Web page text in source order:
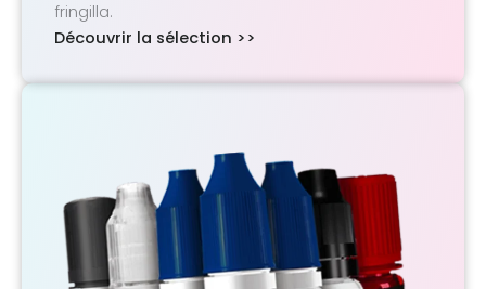
fringilla.
Découvrir la sélection >>